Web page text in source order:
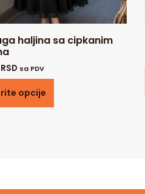
haljina sa cipkanim
RSD sa PDV
opcije